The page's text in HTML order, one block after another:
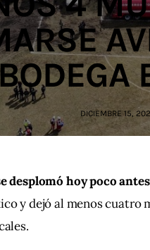
DICIEMBRE 15,
desplomó hoy poco
y dejó al menos cuatro